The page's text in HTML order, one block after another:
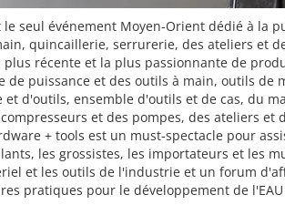
seul événement Moyen-Orient dédié à la
quincaillerie, serrurerie, des ateliers et
plus récente et la plus passionnante de
de puissance et des outils à main, outils de
d'outils, ensemble d'outils et de cas, du
et des pompes, des ateliers et
+ tools est un must-spectacle pour
les grossistes, les importateurs et les
et les outils de l'industrie et un forum
pratiques pour le développement de l'EAU